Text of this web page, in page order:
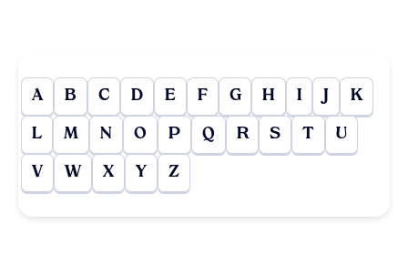
A B C D E F G H I J K
L M N O P Q R S T U
V W X Y Z